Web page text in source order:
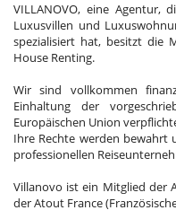
VILLANOVO, eine Agentur,
Luxusvillen und
spezialisiert hat, besitzt die
House Renting.
Wir sind vollkommen
Einhaltung der
Europäischen Union
Ihre Rechte werden bewahrt
professionellen
Villanovo ist ein Mitglied der
der Atout France